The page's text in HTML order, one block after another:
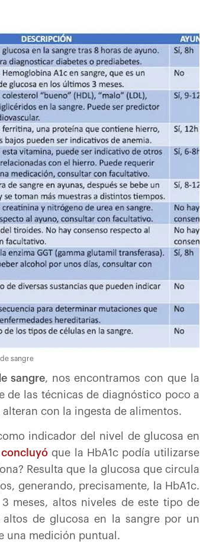
sangre
sangre, nos encontramos con que la
de las técnicas de diagnóstico poco a
con la ingesta de alimentos.
indicador del nivel de glucosa en
concluyó que la HbA1c podía utilizarse
Resulta que la glucosa que circula
generando, precisamente, la HbA1c.
meses, altos niveles de este tipo de
de glucosa en la sangre por un
una medición puntual.